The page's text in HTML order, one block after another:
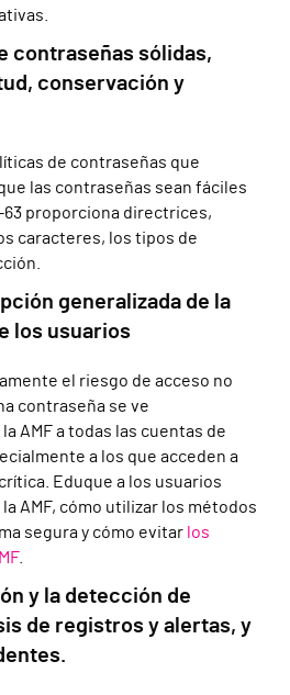
contraseñas sólidas,
conservación y
de contraseñas que
las contraseñas sean fáciles
63 proporciona directrices,
caracteres, los tipos de
generalizada de la
los usuarios
el riesgo de acceso no
contraseña se ve
AMF a todas las cuentas de
a los que acceden a
Eduque a los usuarios
AMF, cómo utilizar los métodos
segura y cómo evitar los
.
y la detección de
de registros y alertas, y